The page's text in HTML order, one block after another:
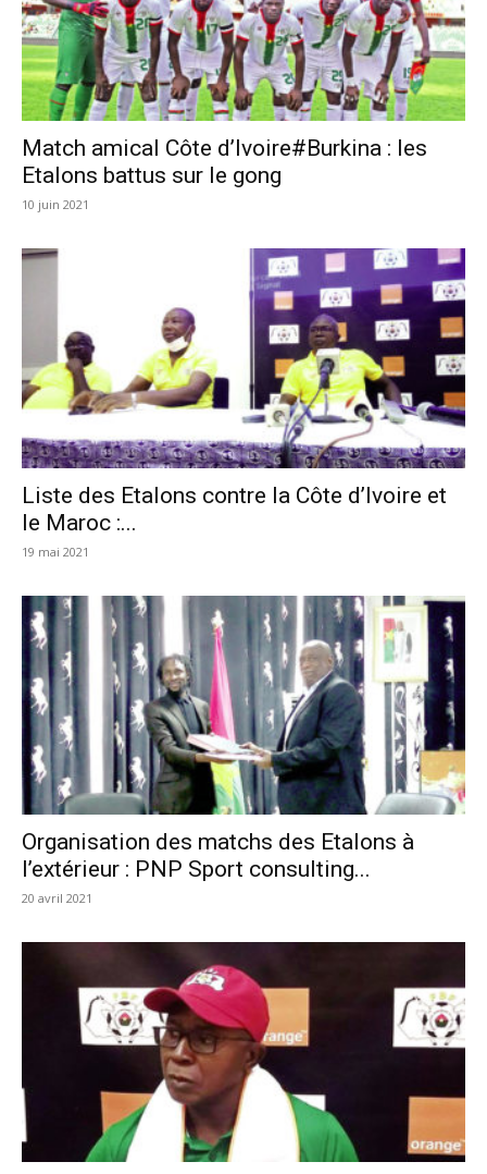
Match amical Côte d’Ivoire#Burkina : les
Etalons battus sur le gong
10 juin 2021
Liste des Etalons contre la Côte d’Ivoire et
le Maroc :...
19 mai 2021
Organisation des matchs des Etalons à
l’extérieur : PNP Sport consulting...
20 avril 2021